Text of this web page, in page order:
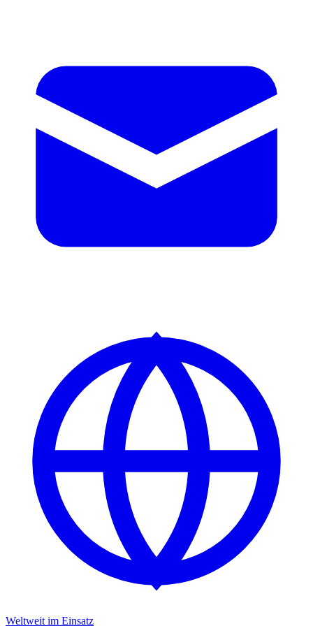
Weltweit im Einsatz